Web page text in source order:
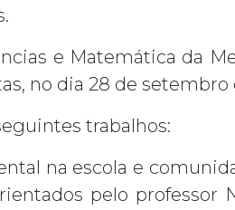
e Matemática da
no dia 28 de
trabalhos:
na escola e
pelo professor